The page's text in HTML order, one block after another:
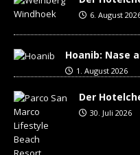
6. August
Hoanib: Nase
1. August 2026
Der
30. Juli 2026